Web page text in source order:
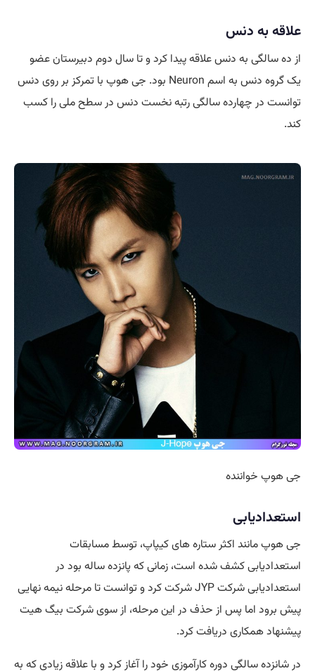
علاقه به دنس
از ده سالگی به دنس علاقه پیدا کرد و تا سال دوم دبیرستان عضو
یک گروه دنس به اسم Neuron بود. جی هوپ با تمرکز بر روی دنس
توانست در چهارده سالگی رتبه نخست دنس در سطح ملی را کسب
کند.
جی هوپ خواننده
استعدادیابی
جی هوپ مانند اکثر ستاره های کیپاپ، توسط مسابقات
استعدادیابی کشف شده است، زمانی که پانزده ساله بود در
استعدادیابی شرکت JYP شرکت کرد و توانست تا مرحله نیمه نهایی
پیش برود اما پس از حذف در این مرحله، از سوی شرکت بیگ هیت
پیشنهاد همکاری دریافت کرد.
در شانزده سالگی دوره کارآموزی خود را آغاز کرد و با علاقه زیادی که به